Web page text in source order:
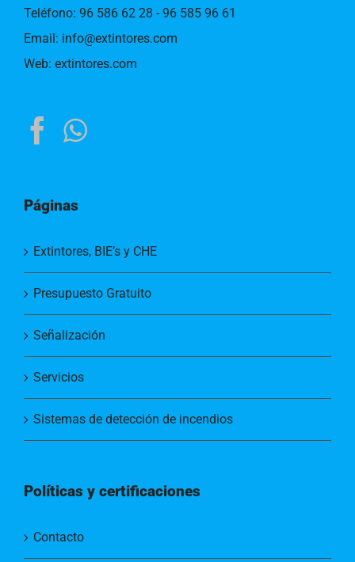
Teléfono: 96 586 62 28 - 96 585 96 61
Email: info@extintores.com
Web: extintores.com
Páginas
Extintores, BIE’s y CHE
Presupuesto Gratuito
Señalización
Servicios
Sistemas de detección de incendios
Políticas y certificaciones
Contacto